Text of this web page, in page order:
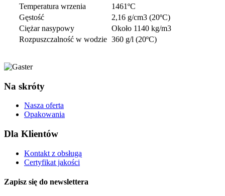
Temperatura wrzenia
1461ºC
Gęstość
2,16 g/cm3 (20ºC)
Ciężar nasypowy
Około 1140 kg/m3
Rozpuszczalność w wodzie 360 g/l (20ºC)
Na skróty
Nasza oferta
Opakowania
Dla Klientów
Kontakt z obsługą
Certyfikat jakości
Zapisz się do newslettera